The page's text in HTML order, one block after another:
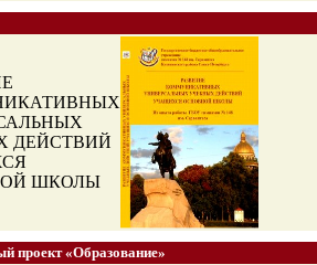
ДЕЙСТВИЙ
ШКОЛЫ
проект «Образование»